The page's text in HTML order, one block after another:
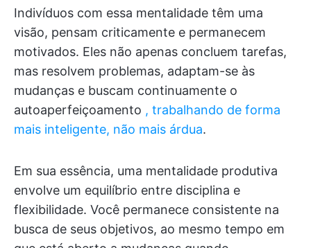
Indivíduos com essa mentalidade têm uma
visão, pensam criticamente e permanecem
motivados. Eles não apenas concluem tarefas,
mas resolvem problemas, adaptam-se às
mudanças e buscam continuamente o
autoaperfeiçoamento , trabalhando de forma
mais inteligente, não mais árdua.
Em sua essência, uma mentalidade produtiva
envolve um equilíbrio entre disciplina e
flexibilidade. Você permanece consistente na
busca de seus objetivos, ao mesmo tempo em